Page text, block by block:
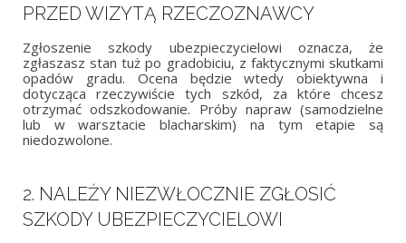
PRZED WIZYTĄ RZECZOZNAWCY
Zgłoszenie szkody ubezpieczycielowi oznacza, że
zgłaszasz stan tuż po gradobiciu, z faktycznymi skutkami
opadów gradu. Ocena będzie wtedy obiektywna i
dotycząca rzeczywiście tych szkód, za które chcesz
otrzymać odszkodowanie. Próby napraw (samodzielne
lub w warsztacie blacharskim) na tym etapie są
niedozwolone.
2. NALEŻY NIEZWŁOCZNIE ZGŁOSIĆ
SZKODY UBEZPIECZYCIELOWI